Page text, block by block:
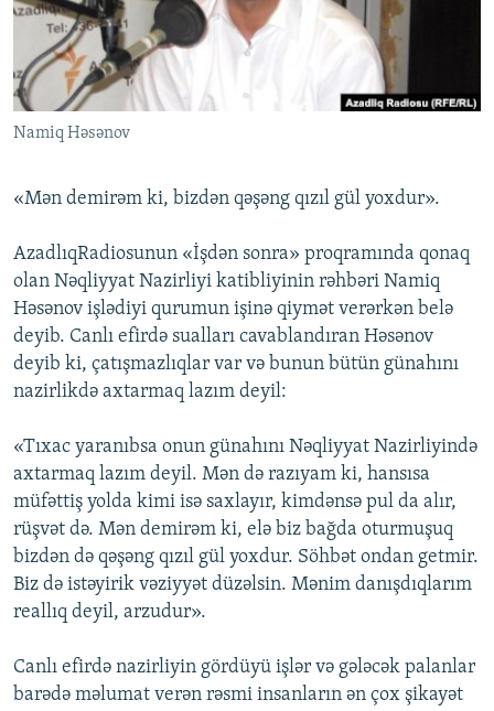
İNFOQRAFIKA
KARIKATURA
AZƏRBAYCAN ƏDƏBIYYATI KITABXANASI
İSLAM VƏ DEMOKRATIYA
İZ - MƏDƏNIYYƏT PROQRAMI
MISSIYAMIZ
PEŞƏ ETIKASI VƏ JURNALISTIKA STANDARTLARIMIZ
MATERIALLARIMIZDAN ISTIFADƏ
AZADLIQRADIOSU MOBIL TELEFONUNUZDA
BIZI IZLƏ
RFE/RL-in bütün saytları
Namiq Həsənov
«Mən demirəm ki, bizdən qəşəng qızıl gül yoxdur».
AzadlıqRadiosunun «İşdən sonra» proqramında qonaq
olan Nəqliyyat Nazirliyi katibliyinin rəhbəri Namiq
Həsənov işlədiyi qurumun işinə qiymət verərkən belə
deyib. Canlı efirdə sualları cavablandıran Həsənov
deyib ki, çatışmazlıqlar var və bunun bütün günahını
nazirlikdə axtarmaq lazım deyil:
«Tıxac yaranıbsa onun günahını Nəqliyyat Nazirliyində
axtarmaq lazım deyil. Mən də razıyam ki, hansısa
müfəttiş yolda kimi isə saxlayır, kimdənsə pul da alır,
rüşvət də. Mən demirəm ki, elə biz bağda oturmuşuq
bizdən də qəşəng qızıl gül yoxdur. Söhbət ondan getmir.
Biz də istəyirik vəziyyət düzəlsin. Mənim danışdıqlarım
reallıq deyil, arzudur».
Canlı efirdə nazirliyin gördüyü işlər və gələcək palanlar
barədə məlumat verən rəsmi insanların ən çox şikayət